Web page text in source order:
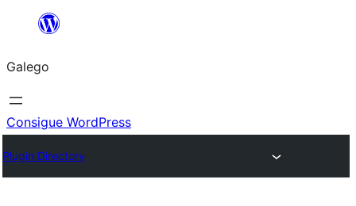
Saltar
contido
Galego
Consigue WordPress
Plugin Directory